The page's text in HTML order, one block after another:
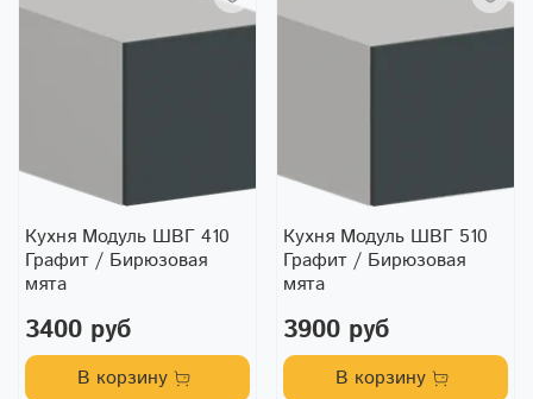
Кухня Модуль ШВГ 410
Графит / Бирюзовая
мята
3400 руб
В корзину
Кухня Модуль ШВГ 510
Графит / Бирюзовая
мята
3900 руб
В корзину